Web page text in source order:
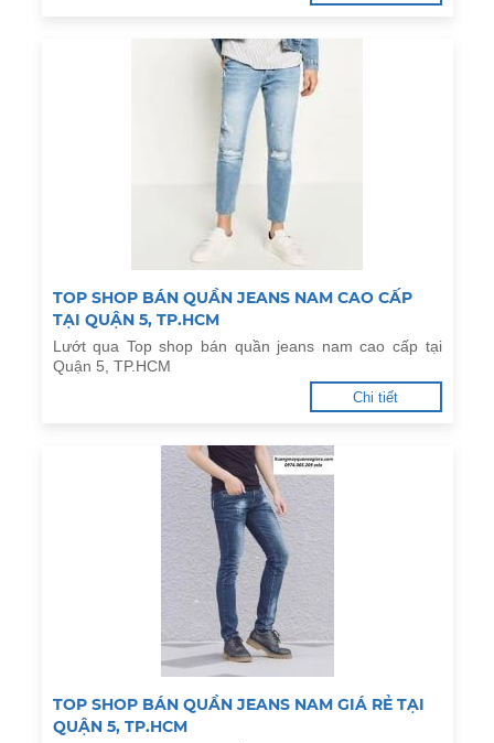
TOP SHOP BÁN QUẦN JEANS NAM CAO CẤP
TẠI QUẬN 5, TP.HCM
Lướt qua Top shop bán quần jeans nam cao cấp tại
Quận 5, TP.HCM
Chi tiết
TOP SHOP BÁN QUẦN JEANS NAM GIÁ RẺ TẠI
QUẬN 5, TP.HCM